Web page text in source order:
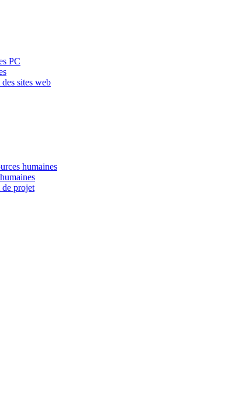
PC
sites web
humaines
de projet